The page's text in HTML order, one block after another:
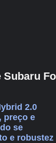
Subaru
2.0
preço e
se
e robustez